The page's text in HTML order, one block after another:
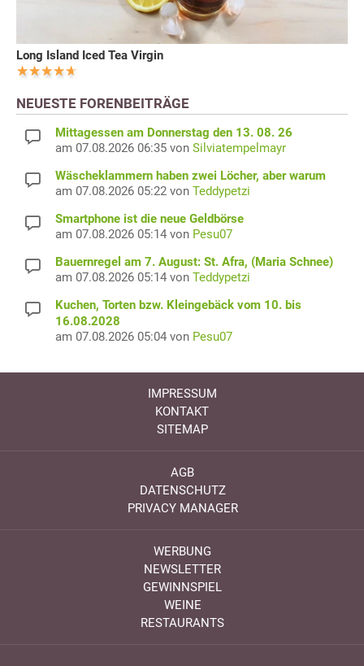
Long Island Iced Tea Virgin
NEUESTE FORENBEITRÄGE
Mittagessen am Donnerstag den 13. 08. 26
am 07.08.2026 06:35 von Silviatempelmayr
Wäscheklammern haben zwei Löcher, aber warum
am 07.08.2026 05:22 von Teddypetzi
Smartphone ist die neue Geldbörse
am 07.08.2026 05:14 von Pesu07
Bauernregel am 7. August: St. Afra, (Maria Schnee)
am 07.08.2026 05:14 von Teddypetzi
Kuchen, Torten bzw. Kleingebäck vom 10. bis
16.08.2028
am 07.08.2026 05:04 von Pesu07
IMPRESSUM
KONTAKT
SITEMAP
AGB
DATENSCHUTZ
PRIVACY MANAGER
WERBUNG
NEWSLETTER
GEWINNSPIEL
WEINE
RESTAURANTS